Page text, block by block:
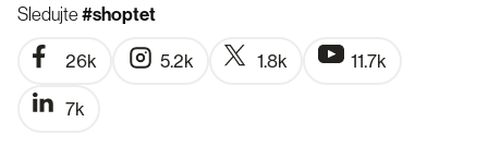
Sledujte#shoptet
26k 5.2k 1.8k 11.7k
7k